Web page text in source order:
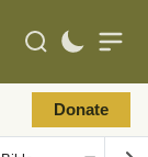
Donate